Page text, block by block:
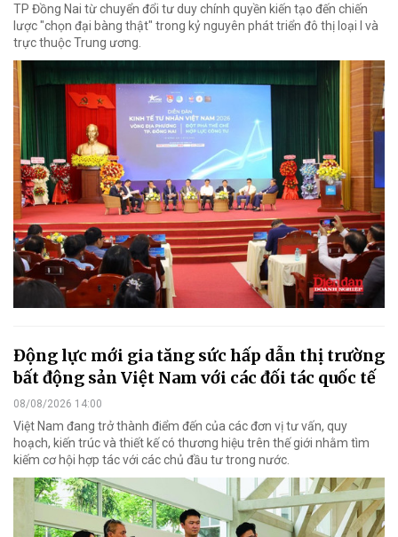
TP Đồng Nai từ chuyển đổi tư duy chính quyền kiến tạo đến chiến
lược "chọn đại bàng thật" trong kỷ nguyên phát triển đô thị loại I và
trực thuộc Trung ương.
Động lực mới gia tăng sức hấp dẫn thị trường
bất động sản Việt Nam với các đối tác quốc tế
08/08/2026 14:00
Việt Nam đang trở thành điểm đến của các đơn vị tư vấn, quy
hoạch, kiến trúc và thiết kế có thương hiệu trên thế giới nhằm tìm
kiếm cơ hội hợp tác với các chủ đầu tư trong nước.